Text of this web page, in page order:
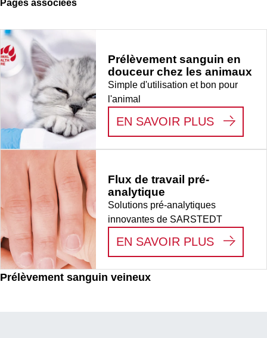
Prélèvement sanguin veineux
Pages associées
Prélèvement sanguin en
douceur chez les animaux
Simple d'utilisation et bon pour
l'animal
EN SAVOIR PLUS:
Flux de travail pré-
analytique
Solutions pré-analytiques
innovantes de SARSTEDT
EN SAVOIR PLUS: FLUX